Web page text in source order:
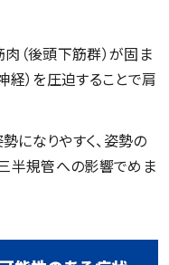
（後頭下筋群）が固ま
経）を圧迫することで肩
になりやすく、姿勢の
半規管への影響でめま